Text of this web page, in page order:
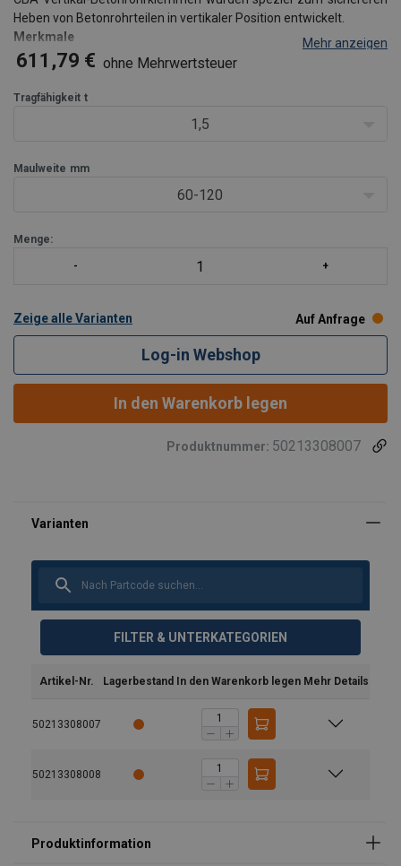
Heben von Betonrohrteilen in vertikaler Position entwickelt.
Merkmale
Immer 3 Stück gleichzeitig verwenden.
Exklusiv Anschlagkette
Als Set liefern wir Ihnen gerne auch die passende
Mehr anzeigen
611,79 € ohne Mehrwertsteuer
Tragfähigkeit t
1,5
Maulweite mm
60-120
Menge:
Zeige alle Varianten Auf Anfrage
Log-in Webshop
In den Warenkorb legen
Produktnummer: 50213308007
FILTER & UNTERKATEGORIEN
Artikel-Nr. Lagerbestand In den Warenkorb legen Mehr Details
50213308007
50213308008
Kennzeichnung:
Bedienungsanleitung
Catalogus_duits_neutraal_PRINT 182.pdf